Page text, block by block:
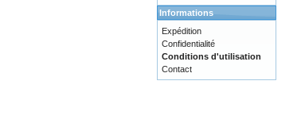
Informations
Expédition
Confidentialité
Conditions d'utilisation
Contact